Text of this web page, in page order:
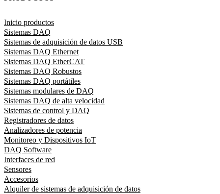
Inicio productos
Sistemas DAQ
Sistemas de adquisición de datos USB
Sistemas DAQ Ethernet
Sistemas DAQ EtherCAT
Sistemas DAQ Robustos
Sistemas DAQ portátiles
Sistemas modulares de DAQ
Sistemas DAQ de alta velocidad
Sistemas de control y DAQ
Registradores de datos
Analizadores de potencia
Monitoreo y Dispositivos IoT
DAQ Software
Interfaces de red
Sensores
Accesorios
Alquiler de sistemas de adquisición de datos